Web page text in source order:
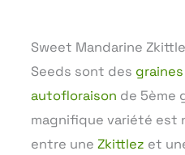
Sweet Mandarine
Seeds sont des
autofloraison de 5ème
magnifique variété est
entre une Zkittlez et